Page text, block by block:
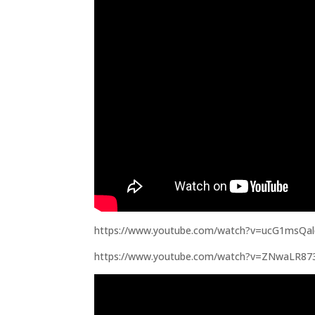
https://www.youtube.com/
https://www.youtube.com/